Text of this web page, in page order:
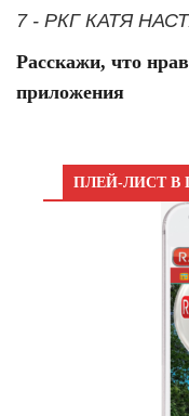
7 - РКГ КАТЯ
Расскажи, что
приложения
ПЛЕЙ-ЛИСТ В